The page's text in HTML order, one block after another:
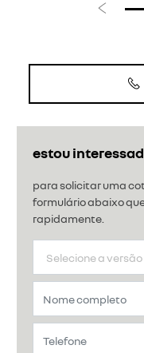
estou
para solicitar uma
formulário abaixo
rapidamente.
Anterior